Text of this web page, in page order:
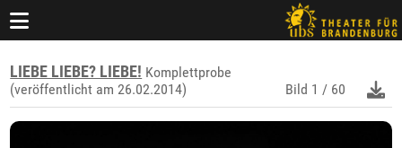
LIEBE LIEBE? LIEBE! Komplettprobe
(veröffentlicht am 26.02.2014)
Bild 1 / 60